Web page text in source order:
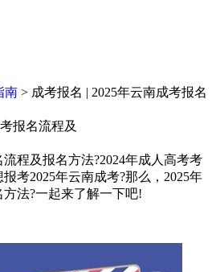
南 > 成考报名 | 2025年云南成考报名
报名流程及
程及报名方法?2024年成人高考考
考2025年云南成考?那么，2025年
法?一起来了解一下吧!